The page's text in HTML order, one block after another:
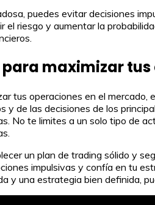
puedes evitar decisiones
el riesgo y aumentar la
maximizar
tus operaciones en el
y de las decisiones de los
No te limites a un solo tipo de
un plan de trading sólido y
impulsivas y confía en tu
y una estrategia bien definida,